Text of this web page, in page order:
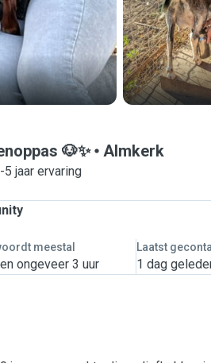
🐶✨ Almkerk
5 jaar ervaring
meestal
ongeveer 3 uur
Laatst
1 dag